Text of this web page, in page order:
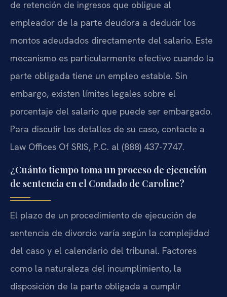
de retención de ingresos que obligue al
empleador de la parte deudora a deducir los
montos adeudados directamente del salario. Este
mecanismo es particularmente efectivo cuando la
parte obligada tiene un empleo estable. Sin
embargo, existen límites legales sobre el
porcentaje del salario que puede ser embargado.
Para discutir los detalles de su caso, contacte a
Law Offices Of SRIS, P.C. al (888) 437-7747.
¿Cuánto tiempo toma un proceso de ejecución
de sentencia en el Condado de Caroline?
El plazo de un procedimiento de ejecución de
sentencia de divorcio varía según la complejidad
del caso y el calendario del tribunal. Factores
como la naturaleza del incumplimiento, la
disposición de la parte obligada a cumplir